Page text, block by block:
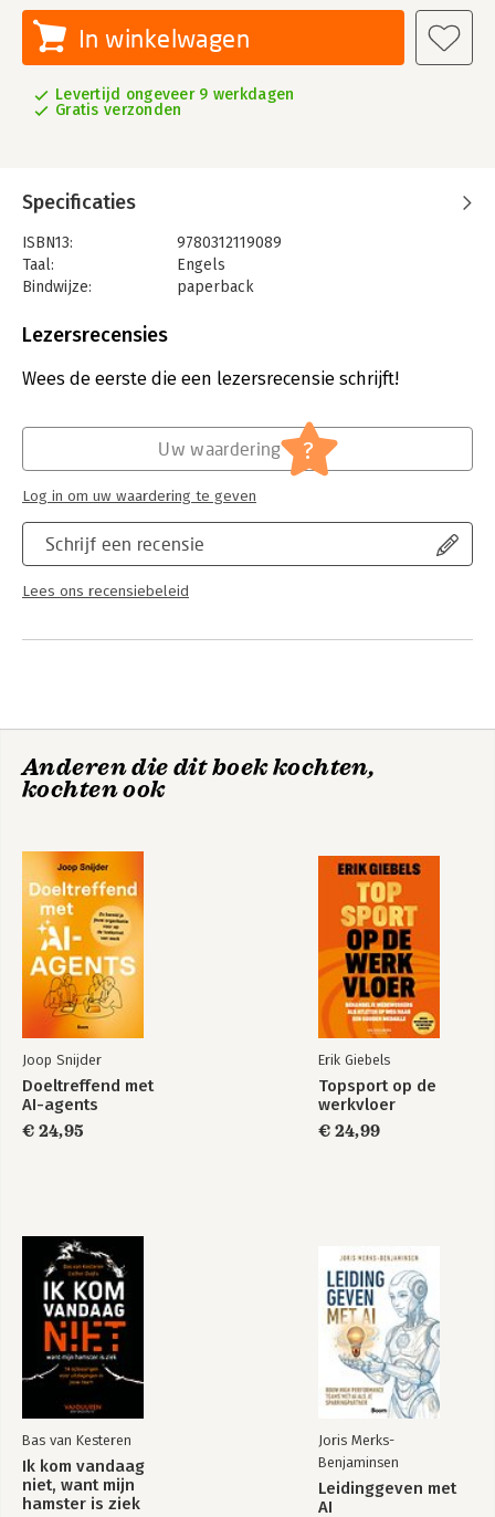
In winkelwagen
Levertijd ongeveer 9 werkdagen
Gratis verzonden
Specificaties
ISBN13:
9780312119089
Taal:
Engels
Bindwijze:
paperback
Uitgever:
Verschijningsdatum:
1-1-1995
Algemeen management
Lezersrecensies
Wees de eerste die een lezersrecensie schrijft!
Schrijf een recensie
Lees ons recensiebeleid
Uw waardering ?
Log in om uw waardering te geven
Anderen die dit boek kochten,
kochten ook
Joop Snijder
Doeltreffend met
AI-agents
€ 24,95
Erik Giebels
Topsport op de
werkvloer
€ 24,99
Bas van Kesteren
Ik kom vandaag
niet, want mijn
hamster is ziek
Joris Merks-
Benjaminsen
Leidinggeven met
AI